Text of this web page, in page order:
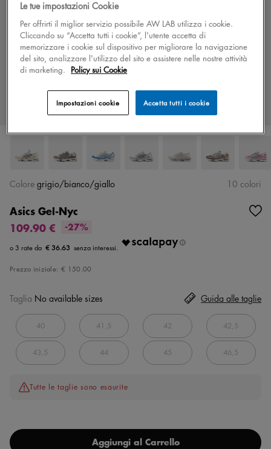
Asics Gel-Nyc
109.90 €
-27%
€ 36.63
Prezzo iniziale: € 150.00
Colore grigio/bianco/giallo 10 colori
Taglia No available sizes
40 41,5 42 42,5
43,5 44 45 46,5
Tutte le taglie sono esaurite
Guida alle taglie
Aggiungi al Carrello
Le tue impostazioni Cookie
Per offrirti il miglior servizio possibile AW LAB utilizza i cookie.
Cliccando su “Accetta tutti i cookie”, l'utente accetta di
memorizzare i cookie sul dispositivo per migliorare la navigazione
del sito, analizzare l'utilizzo del sito e assistere nelle nostre attività
di marketing. Policy sui Cookie
Accetta tutti i cookie
Impostazioni cookie